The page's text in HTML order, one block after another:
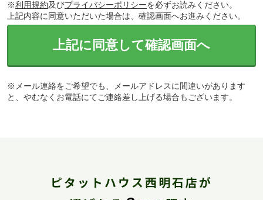
※利用規約及びプライバシーポリシーを必ずお読みください。
上記内容に同意いただいた場合は、確認画面へお進みください。
上記に同意して確認画面へ
※メール連絡をご希望でも、メールアドレスに間違いがあります
と、やむなくお電話にてご連絡差し上げる場合もございます。
ピタットハウス西明石店が